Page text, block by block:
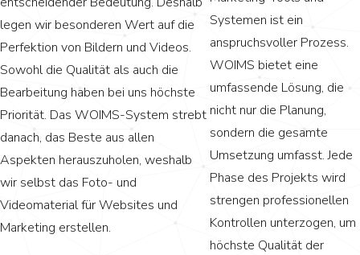
legen wir besonderen Wert auf die
Perfektion von Bildern und Videos.
Sowohl die Qualität als auch die
Bearbeitung haben bei uns höchste
Priorität. Das WOIMS-System strebt
danach, das Beste aus allen
Aspekten herauszuholen, weshalb
wir selbst das Foto- und
Videomaterial für Websites und
Marketing erstellen.
Systemen ist ein
anspruchsvoller Prozess.
WOIMS bietet eine
umfassende Lösung, die
nicht nur die Planung,
sondern die gesamte
Umsetzung umfasst. Jede
Phase des Projekts wird
strengen professionellen
Kontrollen unterzogen, um
höchste Qualität der